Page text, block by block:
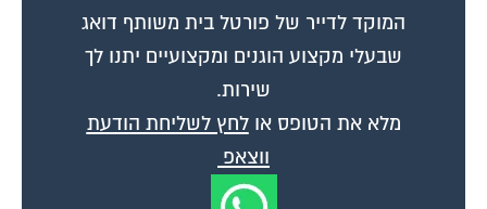
המוקד לדייר של פורטל בית משותף דואג
שבעלי מקצוע הוגנים ומקצועיים יתנו לך
שירות.
מלא את הטופס אולחץ לשליחת הודעת
ווצאפ